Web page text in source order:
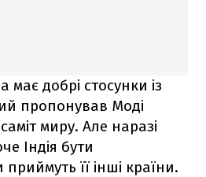
має добрі стосунки із
пропонував Моді
миру. Але наразі
Індія бути
її інші країни.